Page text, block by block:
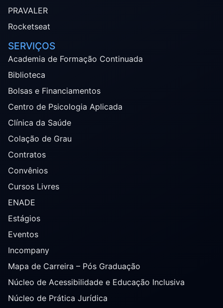
PRAVALER
Rocketseat
SERVIÇOS
Academia de Formação Continuada
Biblioteca
Bolsas e Financiamentos
Centro de Psicologia Aplicada
Clínica da Saúde
Colação de Grau
Contratos
Convênios
Cursos Livres
ENADE
Estágios
Eventos
Incompany
Mapa de Carreira – Pós Graduação
Núcleo de Acessibilidade e Educação Inclusiva
Núcleo de Prática Jurídica